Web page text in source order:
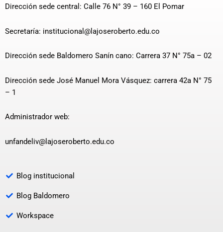
Dirección sede central: Calle 76 N° 39 – 160 El Pomar
Secretaría: institucional@lajoseroberto.edu.co
Dirección sede Baldomero Sanín cano: Carrera 37 N° 75a – 02
Dirección sede José Manuel Mora Vásquez: carrera 42a N° 75
– 1
Administrador web:
unfandeliv@lajoseroberto.edu.co
Blog institucional
Blog Baldomero
Workspace